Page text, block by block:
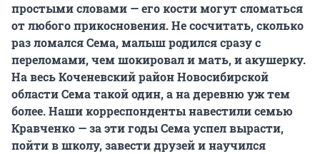
простыми словами — его кости могут сломаться
от любого прикосновения. Не сосчитать, сколько
раз ломался Сема, малыш родился сразу с
переломами, чем шокировал и мать, и акушерку.
На весь Коченевский район Новосибирской
области Сема такой один, а на деревню уж тем
более. Наши корреспонденты навестили семью
Кравченко — за эти годы Сема успел вырасти,
пойти в школу, завести друзей и научился